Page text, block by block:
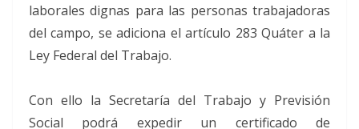
laborales dignas para las personas trabajadoras
del campo, se adiciona el artículo 283 Quáter a la
Ley Federal del Trabajo.
Con ello la Secretaría del Trabajo y Previsión
Social podrá expedir un certificado de